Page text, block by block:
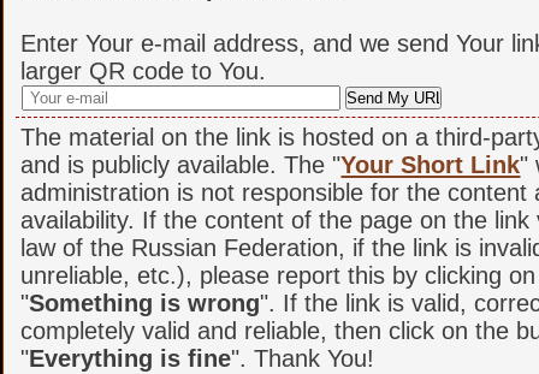
Enter Your e-mail address, and we send Your
larger QR code to You.
The material on the link is hosted on a third-
and is publicly available. The "Your Short Link"
administration is not responsible for the content
availability. If the content of the page on the link
law of the Russian Federation, if the link is
unreliable, etc.), please report this by clicking
"Something is wrong". If the link is valid,
completely valid and reliable, then click on the
"Everything is fine". Thank You!